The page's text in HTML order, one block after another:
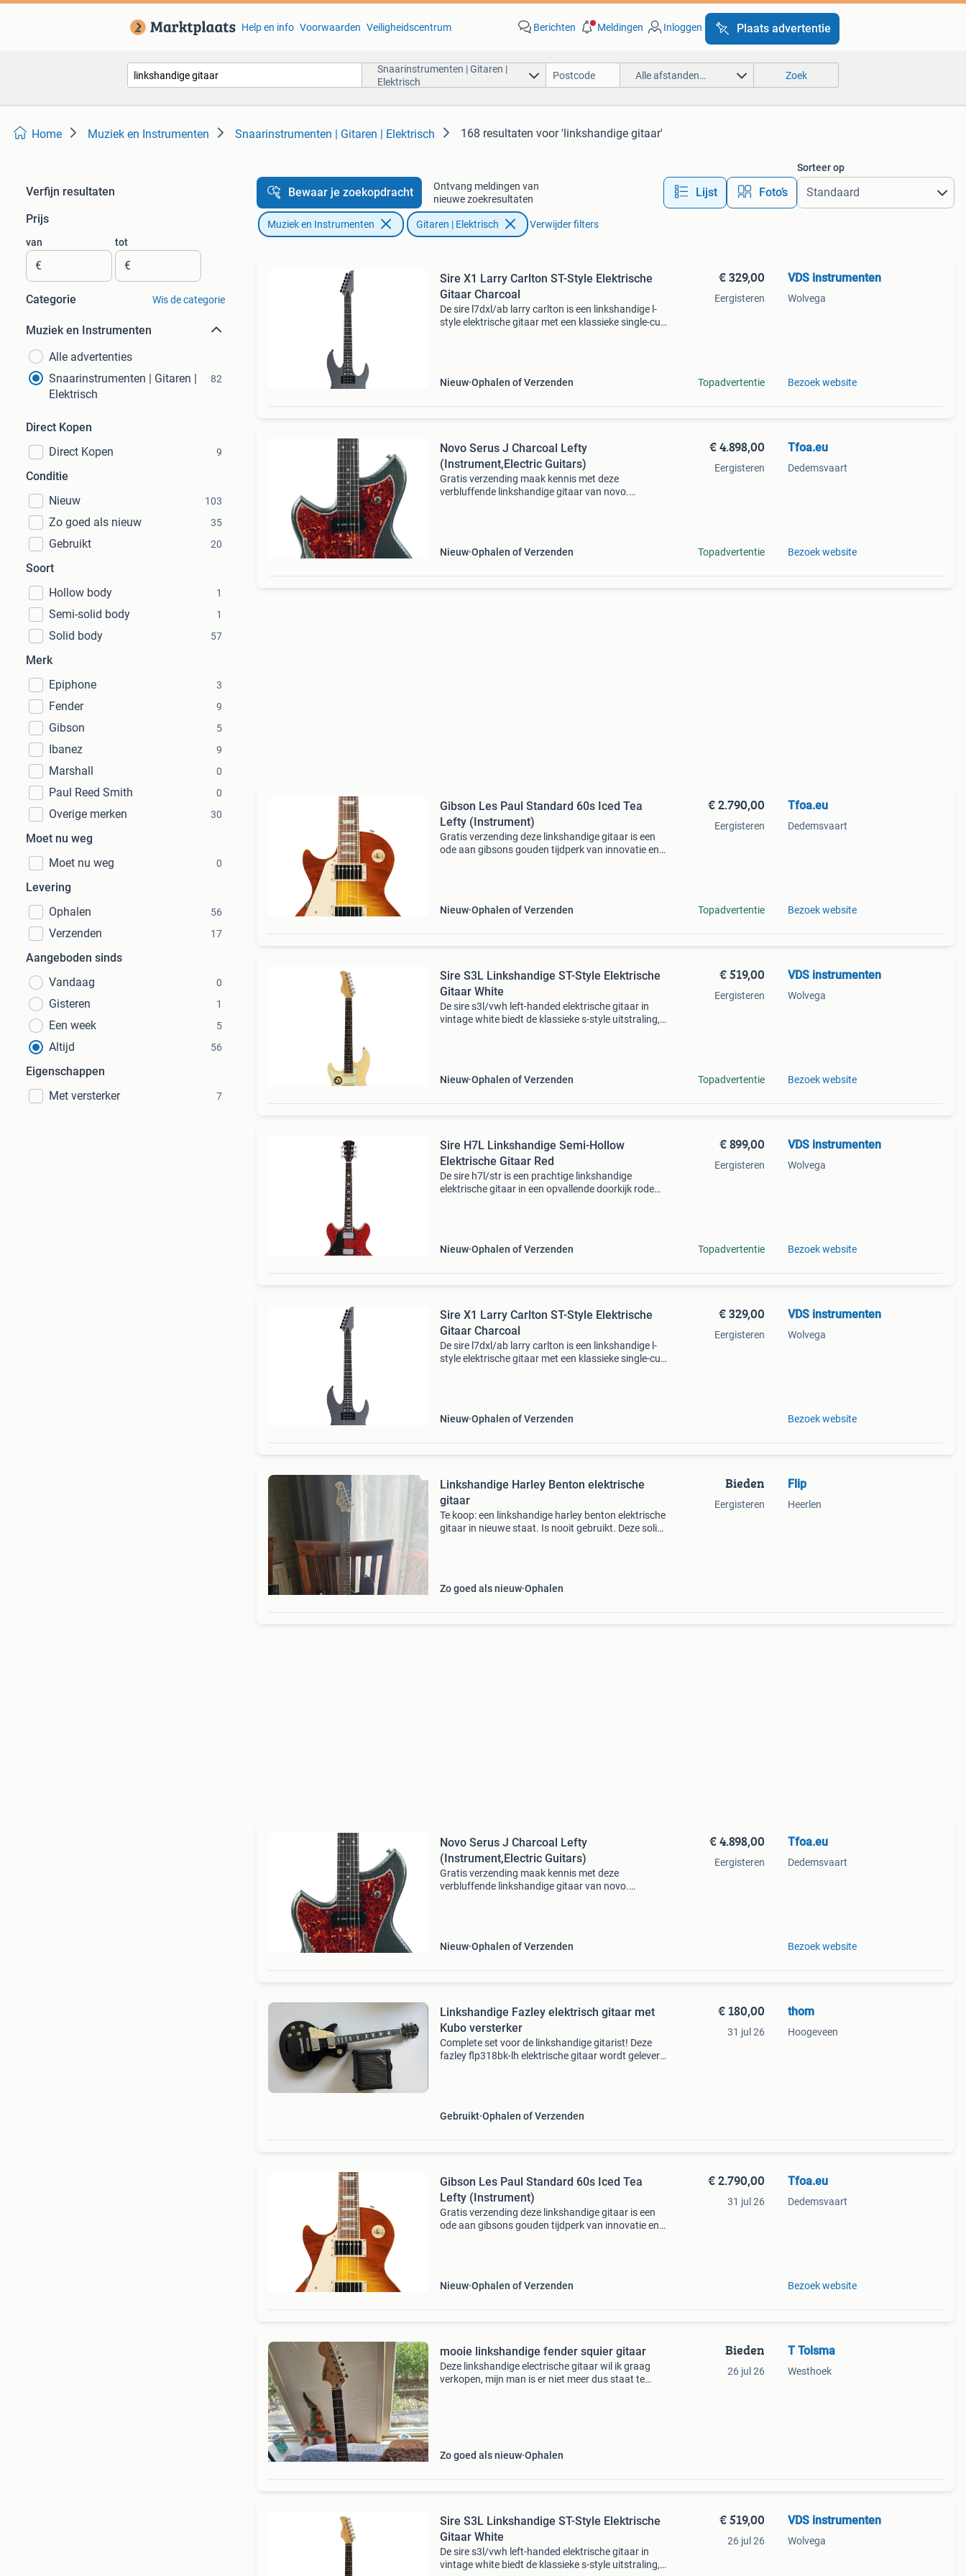
Help en info Voorwaarden Veiligheidscentrum Berichten Meldingen Inloggen Plaats advertentie
Snaarinstrumenten | Gitaren |
Elektrisch
Alle afstanden… Zoek
Home Muziek en Instrumenten Snaarinstrumenten | Gitaren | Elektrisch 168 resultaten voor 'linkshandige gitaar'
Verfijn resultaten
Prijs
van
€
tot
€
Categorie Wis de categorie
Muziek en Instrumenten
Alle advertenties
Snaarinstrumenten | Gitaren |
Elektrisch
82
Direct Kopen
Direct Kopen
9
Conditie
Nieuw
103
Zo goed als nieuw 35
Gebruikt 20
Soort
Hollow body
1
Semi-solid body 1
Solid body 57
Merk
Epiphone
3
Fender 9
Gibson 5
Ibanez 9
Marshall 0
Paul Reed Smith 0
Overige merken 30
Moet nu weg
Moet nu weg
0
Levering
Ophalen
56
Verzenden 17
Aangeboden sinds
Vandaag
0
Gisteren 1
Een week 5
Altijd 56
Eigenschappen
Met versterker
7
Bewaar je zoekopdracht
Ontvang meldingen van
nieuwe zoekresultaten
Lijst Foto’s
Sorteer op
Muziek en Instrumenten Gitaren | Elektrisch Verwijder filters
Sire X1 Larry Carlton ST-Style Elektrische
Gitaar Charcoal
De sire l7dxl/ab larry carlton is een linkshandige l-
style elektrische gitaar met een klassieke single-cut
Nieuw Ophalen of Verzenden
€ 329,00
Eergisteren
Topadvertentie
VDS instrumenten
Wolvega
Bezoek website
Novo Serus J Charcoal Lefty
(Instrument,Electric Guitars)
Gratis verzending maak kennis met deze
verbluffende linkshandige gitaar van novo.
Nieuw Ophalen of Verzenden
€ 4.898,00
Eergisteren
Topadvertentie
Tfoa.eu
Dedemsvaart
Bezoek website
Gibson Les Paul Standard 60s Iced Tea
Lefty (Instrument)
Gratis verzending deze linkshandige gitaar is een
ode aan gibsons gouden tijdperk van innovatie en
Nieuw Ophalen of Verzenden
€ 2.790,00
Eergisteren
Topadvertentie
Tfoa.eu
Dedemsvaart
Bezoek website
Sire S3L Linkshandige ST-Style Elektrische
Gitaar White
De sire s3l/vwh left-handed elektrische gitaar in
vintage white biedt de klassieke s-style uitstraling,
Nieuw Ophalen of Verzenden
€ 519,00
Eergisteren
Topadvertentie
VDS instrumenten
Wolvega
Bezoek website
Sire H7L Linkshandige Semi-Hollow
Elektrische Gitaar Red
De sire h7l/str is een prachtige linkshandige
elektrische gitaar in een opvallende doorkijk rode
Nieuw Ophalen of Verzenden
€ 899,00
Eergisteren
Topadvertentie
VDS instrumenten
Wolvega
Bezoek website
Sire X1 Larry Carlton ST-Style Elektrische
Gitaar Charcoal
De sire l7dxl/ab larry carlton is een linkshandige l-
style elektrische gitaar met een klassieke single-cut
Nieuw Ophalen of Verzenden
€ 329,00
Eergisteren
VDS instrumenten
Wolvega
Bezoek website
Linkshandige Harley Benton elektrische
gitaar
Te koop: een linkshandige harley benton elektrische
gitaar in nieuwe staat. Is nooit gebruikt. Deze solid
Zo goed als nieuw Ophalen
Bieden
Eergisteren
Flip
Heerlen
Novo Serus J Charcoal Lefty
(Instrument,Electric Guitars)
Gratis verzending maak kennis met deze
verbluffende linkshandige gitaar van novo.
Nieuw Ophalen of Verzenden
€ 4.898,00
Eergisteren
Tfoa.eu
Dedemsvaart
Bezoek website
Linkshandige Fazley elektrisch gitaar met
Kubo versterker
Complete set voor de linkshandige gitarist! Deze
fazley flp318bk-lh elektrische gitaar wordt geleverd
Gebruikt Ophalen of Verzenden
€ 180,00
31 jul 26
thom
Hoogeveen
Gibson Les Paul Standard 60s Iced Tea
Lefty (Instrument)
Gratis verzending deze linkshandige gitaar is een
ode aan gibsons gouden tijdperk van innovatie en
Nieuw Ophalen of Verzenden
€ 2.790,00
31 jul 26
Tfoa.eu
Dedemsvaart
Bezoek website
mooie linkshandige fender squier gitaar
Deze linkshandige electrische gitaar wil ik graag
verkopen, mijn man is er niet meer dus staat te
Zo goed als nieuw Ophalen
Bieden
26 jul 26
T Tolsma
Westhoek
Sire S3L Linkshandige ST-Style Elektrische
Gitaar White
De sire s3l/vwh left-handed elektrische gitaar in
vintage white biedt de klassieke s-style uitstraling,
€ 519,00
26 jul 26
VDS instrumenten
Wolvega